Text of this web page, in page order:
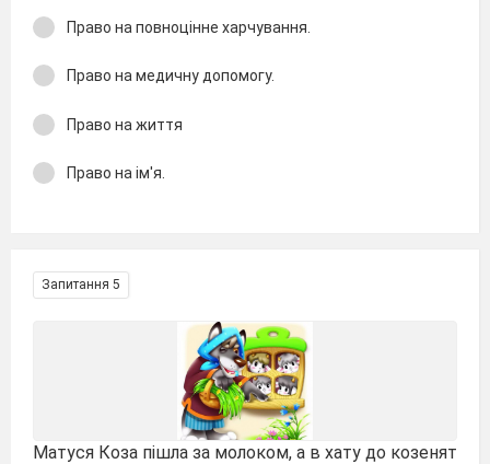
Право на повноцінне харчування.
Право на медичну допомогу.
Право на життя
Право на ім′я.
Запитання 5
Матуся Коза пішла за молоком, а в хату до козенят